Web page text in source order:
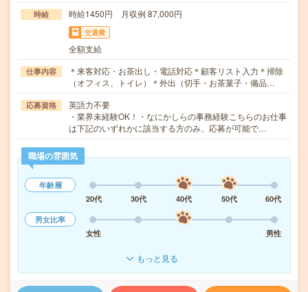
時給 時給1450円 月収例 87,000円
交通費
全額支給
仕事内容
＊来客対応・お茶出し・電話対応＊顧客リスト入力＊掃除
（オフィス、トイレ）＊外出（切手・お茶菓子・備品…
応募資格
英語力不要
・業界未経験OK！・なにかしらの事務経験こちらのお仕事
は下記のいずれかに該当する方のみ、応募が可能で…
職場の雰囲気
年齢層
20代
30代 40代 50代
60代
男女比率
女性
男性
もっと見る